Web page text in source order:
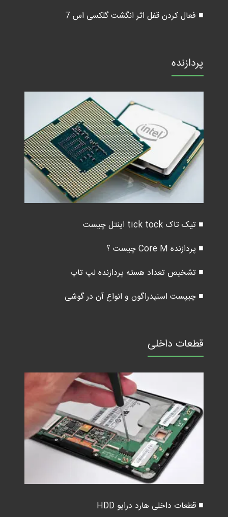
■ فعال کردن قفل اثر انگشت گلکسی اس 7
پردازنده
■ تیک تاک tick tock اینتل چیست
■ پردازنده Core M چیست ؟
■ تشخیص تعداد هسته پردازنده لپ تاپ
■ چیپست اسنپدراگون و انواع آن در گوشی
قطعات داخلی
■ قطعات داخلی هارد درایو HDD